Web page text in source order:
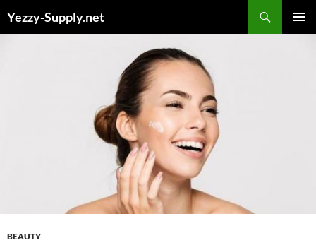
Yezzy-Supply.net
BEAUTY